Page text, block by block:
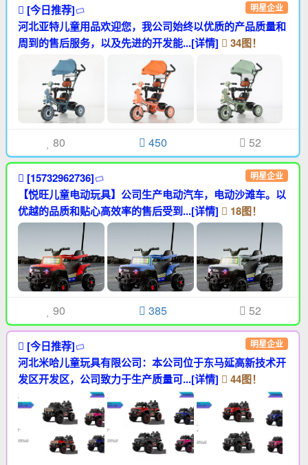
[今日推荐] 明星企业
河北亚特儿童用品欢迎您，我公司始终以优质的产品质量和
周到的售后服务，以及先进的开发能...[详情]
34图！
80 450 52
[15732962736] 明星企业
【悦旺儿童电动玩具】公司生产电动汽车，电动沙滩车。以
优越的品质和贴心高效率的售后受到...[详情]
18图！
90 385 52
[今日推荐] 明星企业
河北米哈儿童玩具有限公司：本公司位于东马延高新技术开
发区开发区，公司致力于生产质量可...[详情]
44图！